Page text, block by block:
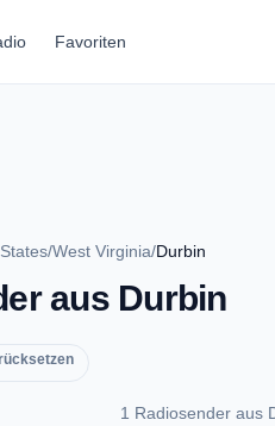
Favoriten
/West Virginia/Durbin
aus Durbin
1 Radiosender aus